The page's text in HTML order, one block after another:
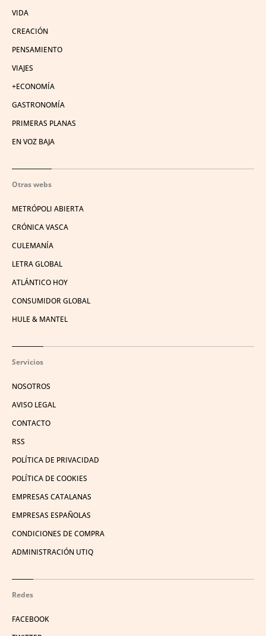
VIDA
CREACIÓN
PENSAMIENTO
VIAJES
+ECONOMÍA
GASTRONOMÍA
PRIMERAS PLANAS
EN VOZ BAJA
Otras webs
METRÓPOLI ABIERTA
CRÓNICA VASCA
CULEMANÍA
LETRA GLOBAL
ATLÁNTICO HOY
CONSUMIDOR GLOBAL
HULE & MANTEL
Servicios
NOSOTROS
AVISO LEGAL
CONTACTO
RSS
POLÍTICA DE PRIVACIDAD
POLÍTICA DE COOKIES
EMPRESAS CATALANAS
EMPRESAS ESPAÑOLAS
CONDICIONES DE COMPRA
ADMINISTRACIÓN UTIQ
Redes
FACEBOOK